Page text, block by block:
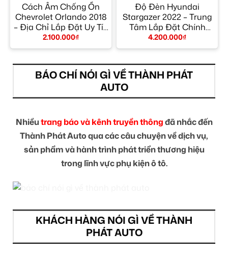
Cách Âm Chống Ồn
Chevrolet Orlando 2018
– Địa Chỉ Lắp Đặt Uy Tín
TPHCM
2.100.000₫
Độ Đèn Hyundai
Stargazer 2022 – Trung
Tâm Lắp Đặt Chính
Hãng Giá Tốt TPHCM
4.200.000₫
BÁO CHÍ NÓI GÌ VỀ THÀNH PHÁT
AUTO
Nhiềutrang báo và kênh truyền thôngđã nhắc đến
Thành Phát Auto qua các câu chuyện về dịch vụ,
sản phẩm và hành trình phát triển thương hiệu
trong lĩnh vực phụ kiện ô tô.
KHÁCH HÀNG NÓI GÌ VỀ THÀNH
PHÁT AUTO